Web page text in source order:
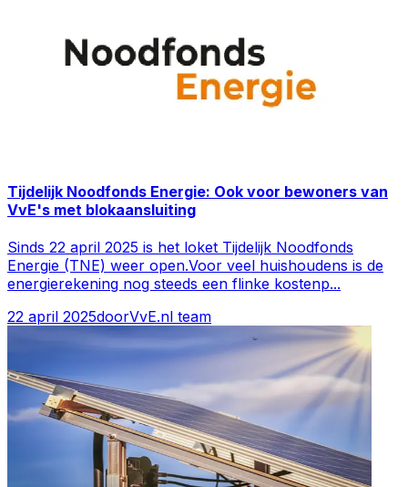
Tijdelijk Noodfonds Energie: Ook voor bewoners van
VvE's met blokaansluiting
Sinds 22 april 2025 is het loket Tijdelijk Noodfonds
Energie (TNE) weer open.Voor veel huishoudens is de
energierekening nog steeds een flinke kostenp...
22 april 2025doorVvE.nl team